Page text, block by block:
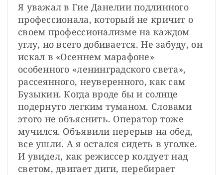
Я уважал в Гие Данелии подлинного
профессионала, который не кричит о
своем профессионализме на каждом
углу, но всего добивается. Не забуду, он
искал в «Осеннем марафоне»
особенного «ленинградского света»,
рассеянного, неуверенного, как сам
Бузыкин. Когда вроде бы и солнце
подернуто легким туманом. Словами
этого не объяснить. Оператор тоже
мучился. Объявили перерыв на обед,
все ушли. А я остался сидеть в уголке.
И увидел, как режиссер колдует над
светом, двигает диги, перебирает